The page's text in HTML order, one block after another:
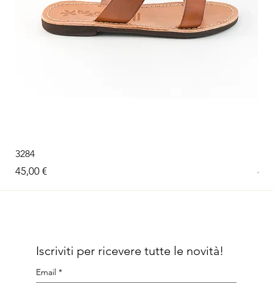
3284
Prezzo
45,00 €
Iscriviti per ricevere tutte le novità!
Email *